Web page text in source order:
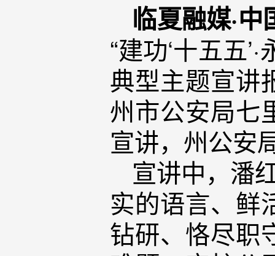
临夏融媒·
“建功‘十五五
典型主题宣讲
州市公安局七
宣讲，州公安
宣讲中，潘
实的语言、鲜
钻研、恪尽职